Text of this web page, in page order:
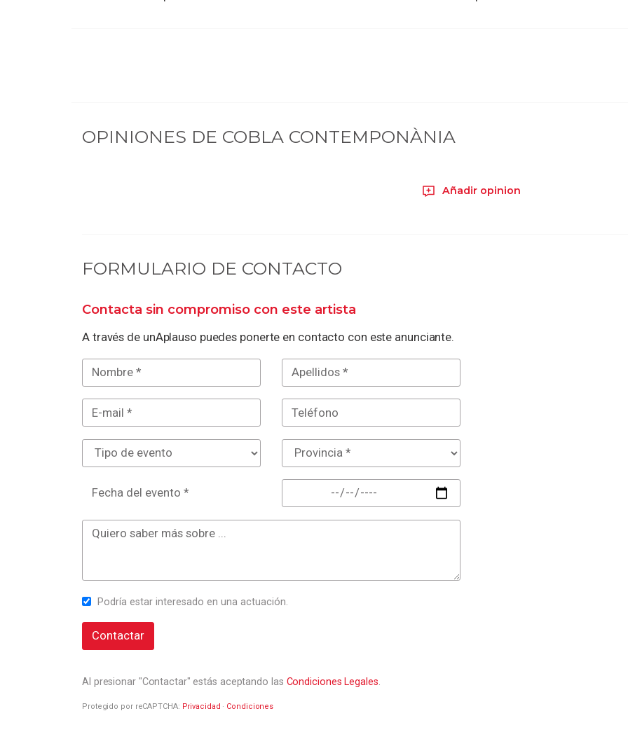
OPINIONES DE COBLA CONTEMPONÀNIA
Añadir opinion
FORMULARIO DE CONTACTO
Contacta sin compromiso con este artista
A través de unAplauso puedes ponerte en contacto con este anunciante.
Fecha del evento *
Podría estar interesado en una actuación.
Contactar
Al presionar "Contactar" estás aceptando las Condiciones Legales
Protegido por reCAPTCHA: Privacidad · Condiciones